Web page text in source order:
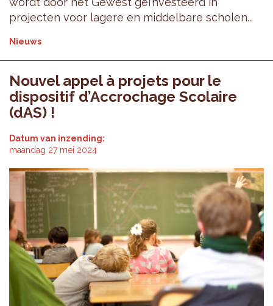
projecten voor lagere en middelbare scholen...
Nieuws
Nouvel appel à projets pour le
dispositif d’Accrochage Scolaire
(dAS) !
Datum van inzending:
maandag 27 mei 2024